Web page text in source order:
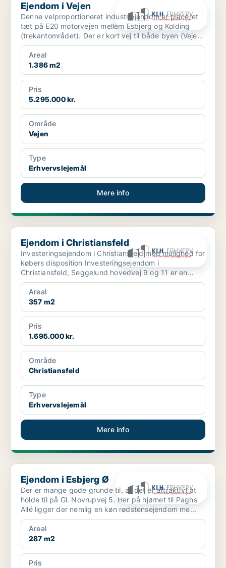
Ejendom i Vejen
Denne velproportioneret industriejendom er placeret
tæt på E20 motorvejen mellem Esbjerg og Kolding
(trekantområdet). Der er kort vej til både byen (Vejen)
o...
Areal
1.386 m2
Pris
5.295.000 kr.
Område
Vejen
Type
Erhvervslejemål
Mere info
Ejendom i Christiansfeld
Ejendom i Christiansfeld
Investeringsejendom i Christiansfeld med mulighed for
købers disposition Investeringsejendom i
Christiansfeld, Seggelund hovedvej 9 og 11 er en
investeri...
Areal
357 m2
Pris
1.695.000 kr.
Område
Christiansfeld
Type
Erhvervslejemål
Mere info
Ejendom i Esbjerg Ø
Ejendom i Esbjerg Ø
Der er mange gode grunde til, at det er attraktivt at
holde til på Gl. Novrupvej 5. Her på hjørnet til Paghs
Allé ligger der nemlig en køn rødstensejendom me...
Areal
287 m2
Pris